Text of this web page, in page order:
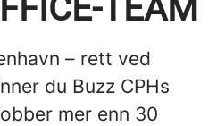
TEAM
– rett ved
du Buzz CPHs
mer enn 30